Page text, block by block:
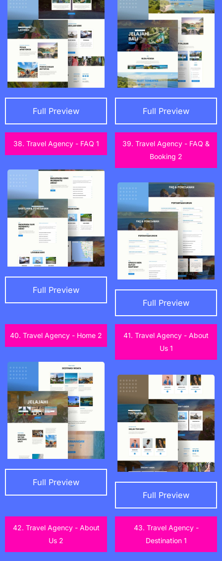
Full Preview Full Preview
38. Travel Agency - FAQ 1
Full Preview
39. Travel Agency - FAQ &
Booking 2
Full Preview
40. Travel Agency - Home 2
Full Preview
41. Travel Agency - About
Us 1
Full Preview
42. Travel Agency - About
Us 2
43. Travel Agency -
Destination 1